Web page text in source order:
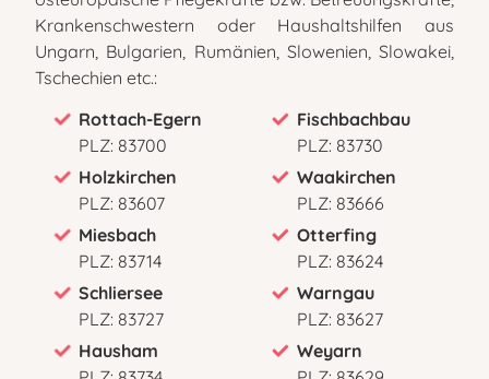
Krankenschwestern oder Haushaltshilfen aus
Ungarn, Bulgarien, Rumänien, Slowenien, Slowakei,
Tschechien etc.:
Rottach-Egern
PLZ: 83700
Holzkirchen
PLZ: 83607
Miesbach
PLZ: 83714
Schliersee
PLZ: 83727
Hausham
Fischbachbau
PLZ: 83730
Waakirchen
PLZ: 83666
Otterfing
PLZ: 83624
Warngau
PLZ: 83627
Weyarn